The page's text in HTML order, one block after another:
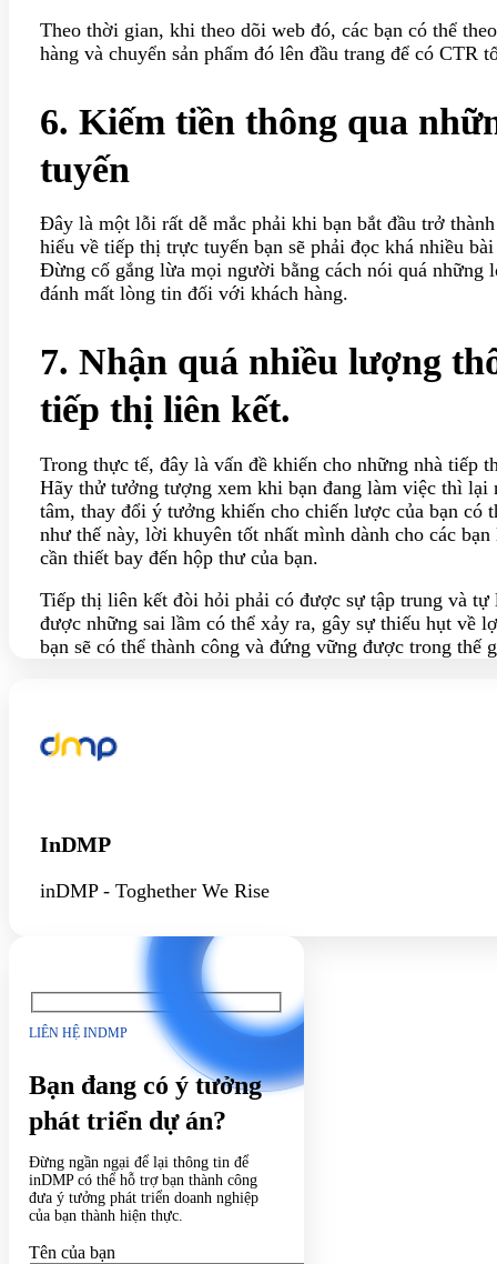
Theo thời gian, khi theo dõi web đó, các bạn có thể
hàng và chuyển sản phẩm đó lên đầu trang để có
6. Kiếm tiền thông qua
tuyến
Đây là một lỗi rất dễ mắc phải khi bạn bắt đầu trở
hiểu về tiếp thị trực tuyến bạn sẽ phải đọc khá nhiều
Đừng cố gắng lừa mọi người bằng cách nói quá những
đánh mất lòng tin đối với khách hàng.
7. Nhận quá nhiều lượng
tiếp thị liên kết.
Trong thực tế, đây là vấn đề khiến cho những nhà tiếp
Hãy thử tưởng tượng xem khi bạn đang làm việc thì lại
tâm, thay đổi ý tưởng khiến cho chiến lược của bạn
như thế này, lời khuyên tốt nhất mình dành cho các
cần thiết bay đến hộp thư của bạn.
Tiếp thị liên kết đòi hỏi phải có được sự tập trung và
được những sai lầm có thể xảy ra, gây sự thiếu hụt về
bạn sẽ có thể thành công và đứng vững được trong thế
InDMP
inDMP - Toghether We Rise
LIÊN HỆ INDMP
Bạn đang có ý tưởng
phát triển dự án?
Đừng ngần ngại để lại thông tin để
inDMP có thể hỗ trợ bạn thành công
đưa ý tưởng phát triển doanh nghiệp
của bạn thành hiện thực.
Tên của bạn